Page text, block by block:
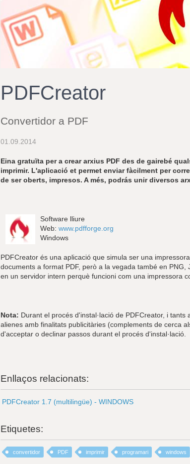
PDFCreator
Convertidor a PDF
01.09.2014
Eina gratuïta per a crear arxius PDF des de gairebé
imprimir. L'aplicació et permet enviar fàcilment per
de ser oberts, impresos. A més, podrás unir diversos
Software lliure
Web: www.pdfforge.org
Windows
PDFCreator és una aplicació que simula ser una
documents a format PDF, però a la vegada també en PNG,
en un servidor intern perquè funcioni com una impressora
Nota: Durant el procés d'instal·lació de PDFCreator, i
alienes amb finalitats publicitàries (complements de cerca
d'acceptar o declinar passos durant el procés d'instal·lació.
Enllaços relacionats:
PDFCreator 1.7 (multilingüe) - WINDOWS
Etiquetes:
convertidor PDF imprimir programari windows